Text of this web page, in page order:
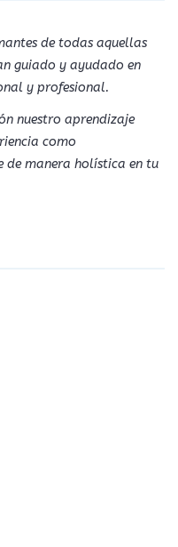
de todas aquellas
guiado y ayudado en
y profesional.
nuestro aprendizaje
como
de manera holística en tu